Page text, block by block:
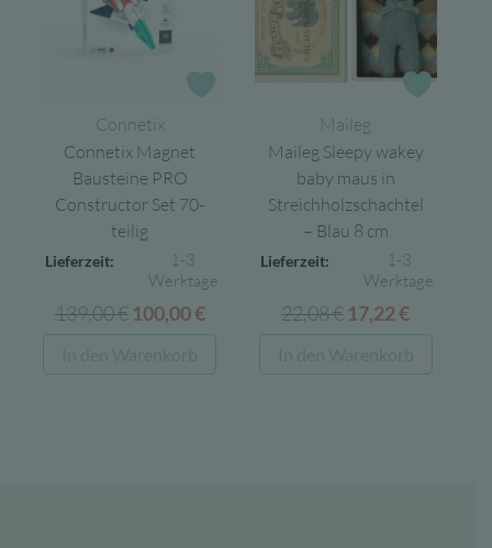
Connetix
Connetix Magnet
Bausteine PRO
Constructor Set 70-
teilig
Lieferzeit:
1-3
Werktage
139,00€ Ursprünglicher
Preis
war:
100,00€Aktueller
Preis
ist:
In den Warenkorb
Maileg
Maileg Sleepy wakey
baby maus in
Streichholzschachtel
– Blau 8 cm
Lieferzeit:
1-3
Werktage
22,08€ Ursprünglicher
Preis
war:
17,22€
Preis
ist:
In den Warenkorb